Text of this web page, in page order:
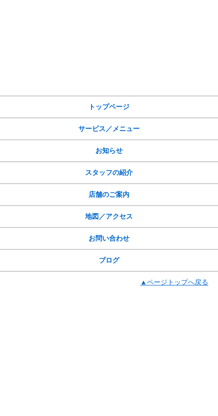
トップページ
サービス／メニュー
お知らせ
スタッフの紹介
店舗のご案内
地図／アクセス
お問い合わせ
ブログ
▲ページトップへ戻る